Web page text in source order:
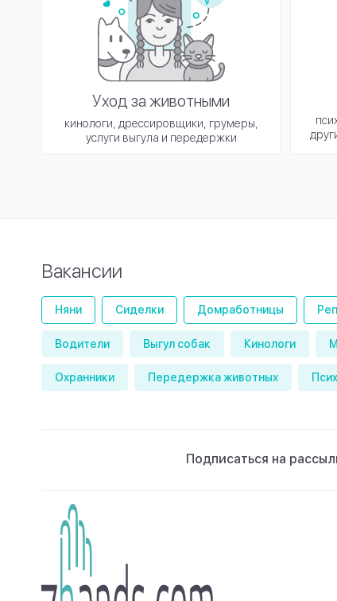
Уход за животными
кинологи, дрессировщики, грумеры,
услуги выгула и передержки
Вакансии
Няни Сиделки Домработницы
Водители Выгул собак Кинологи
Охранники Передержка животных
Подписаться на